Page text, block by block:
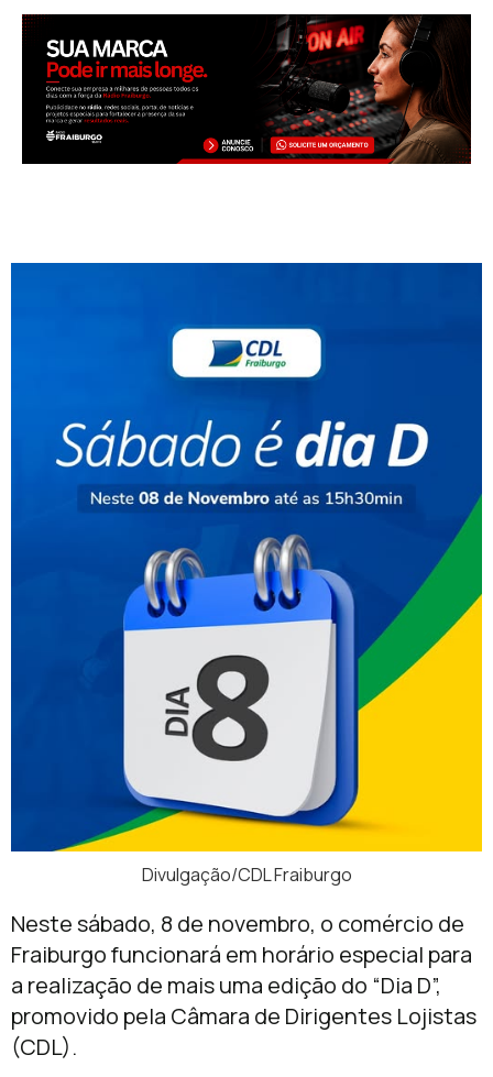
Divulgação/CDL Fraiburgo
Neste sábado, 8 de novembro, o comércio de
Fraiburgo funcionará em horário especial para
a realização de mais uma edição do “Dia D”,
promovido pela Câmara de Dirigentes Lojistas
(CDL).